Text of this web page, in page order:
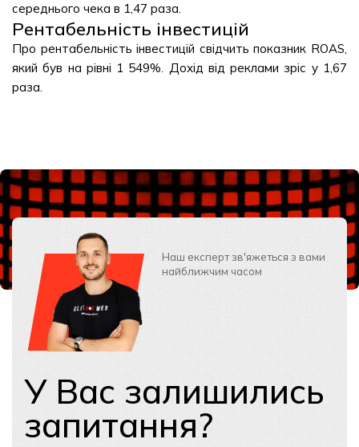
середнього чека в 1,47 раза.
Рентабельність інвестицій
Про рентабельність інвестицій свідчить показник ROAS,
який був на рівні 1 549%. Дохід від реклами зріс у 1,67
раза.
Наш експерт зв'яжеться з вами
найближчим часом
У Вас залишились
запитання?